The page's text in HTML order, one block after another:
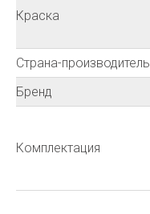
Краска
Страна-производитель
Бренд
Комплектация